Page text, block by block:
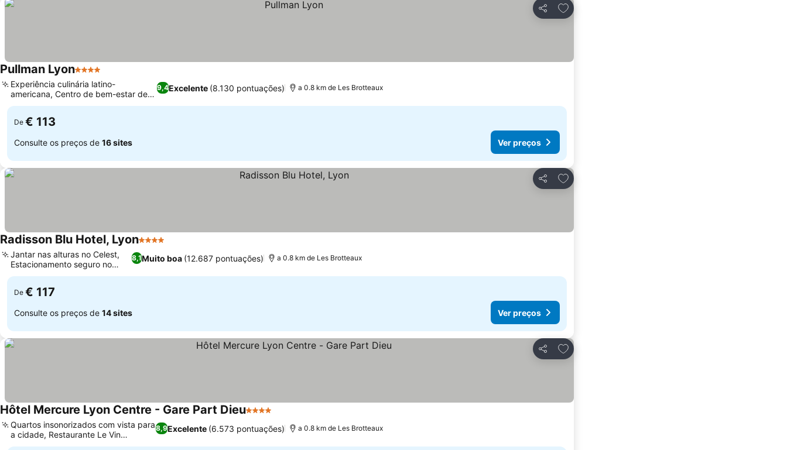
Partilhar
Adicionar aos favoritos
Pullman Lyon4 Estrelas
9,4Excelente (8.130 pontuações)
Experiência culinária latino-
americana, Centro de bem-estar de
alta tecnologia
a 0.8 km de Les Brotteaux
De € 113
Consulte os preços de 16 sites Ver preços
Partilhar
Adicionar aos favoritos
Radisson Blu Hotel, Lyon4 Estrelas
8,1Muito boa (12.687 pontuações)
Jantar nas alturas no Celest,
Estacionamento seguro no
local
a 0.8 km de Les Brotteaux
De € 117
Consulte os preços de 14 sites Ver preços
Partilhar
Adicionar aos favoritos
Hôtel Mercure Lyon Centre - Gare Part Dieu4 Estrelas
8,9Excelente (6.573 pontuações)
Quartos insonorizados com vista para
a cidade, Restaurante Le Vin
Gourmand
a 0.8 km de Les Brotteaux